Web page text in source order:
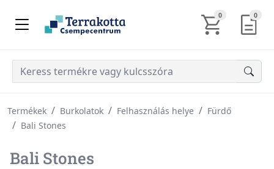
0KOSÁR 0
Termékek Burkolatok Felhasználás helye
Fürdő
Bali Stones
Bali Stones